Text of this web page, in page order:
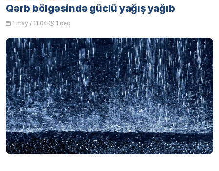
Qərb bölgəsində güclü yağış yağıb
1 may / 11:04 1 dəq